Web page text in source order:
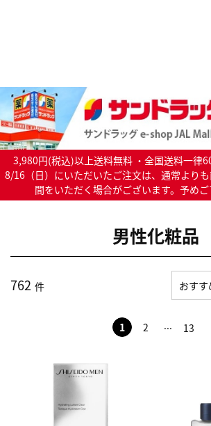
3,980円(税込)以上送料無料 ・全国送料一律
8/16（日）にいただいたご注文は、通常より
間をいただく場合がございます。予めご
男性化粧品
762 件
1 2 13